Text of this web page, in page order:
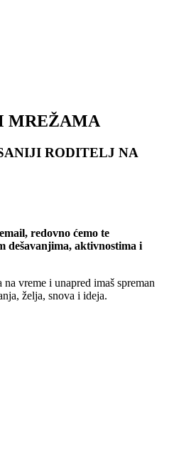
MREŽAMA
RODITELJ NA
redovno ćemo te
dešavanjima, aktivnostima i
vreme i unapred imaš spreman
želja, snova i ideja.